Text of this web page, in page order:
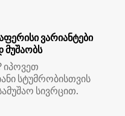
ვარიანტები
მუშაობს
იპოვეთ
სტუმრობისთვის
სივრცით.